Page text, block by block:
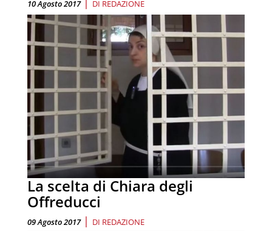
10 Agosto 2017 DI REDAZIONE
La scelta di Chiara degli
Offreducci
09 Agosto 2017 | DI REDAZIONE